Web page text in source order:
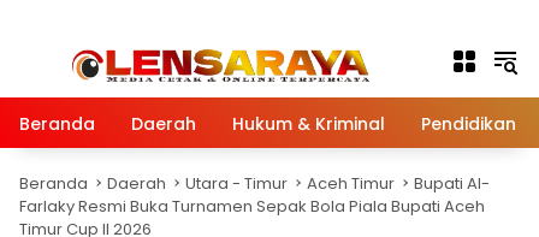
Beranda Daerah Hukum & Kriminal Pendidikan
Beranda Daerah Utara - Timur Aceh Timur
Bupati Al-
Farlaky Resmi Buka Turnamen Sepak Bola Piala Bupati Aceh
Timur Cup II 2026